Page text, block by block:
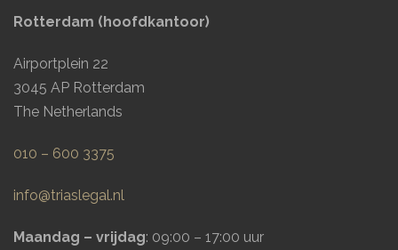
Rotterdam (hoofdkantoor)
Airportplein 22
3045 AP Rotterdam
The Netherlands
010 – 600 3375
info@triaslegal.nl
Maandag – vrijdag: 09:00 – 17:00 uur